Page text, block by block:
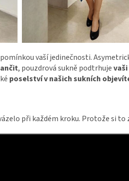
vaší jedinečnosti.
, pouzdrová sukně podtrhuje
poselství v našich sukních
při každém kroku. Protože si to